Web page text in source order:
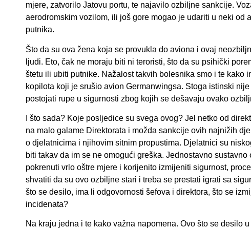
mjere, zatvorilo Jatovu portu, te najavilo ozbiljne sankcije.
aerodromskim vozilom, ili još gore mogao je udariti u neki
putnika.
Što da su ova žena koja se provukla do aviona i ovaj
ljudi. Eto, čak ne moraju biti ni teroristi, što da su psihički
štetu ili ubiti putnike. Nažalost takvih bolesnika smo i te kako
kopilota koji je srušio avion Germanwingsa. Stoga istinski
postojati rupe u sigurnosti zbog kojih se dešavaju ovako
I što sada? Koje posljedice su svega ovog? Jel netko od
na malo galame Direktorata i možda sankcije ovih najnižih
o djelatnicima i njihovim sitnim propustima. Djelatnici su
biti takav da im se ne omogući greška. Jednostavno
pokrenuti vrlo oštre mjere i korijenito izmijeniti sigurnost,
shvatiti da su ovo ozbiljne stari i treba se prestati igrati sa
što se desilo, ima li odgovornosti šefova i direktora, što se
incidenata?
Na kraju jedna i te kako važna napomena. Ovo što se desilo